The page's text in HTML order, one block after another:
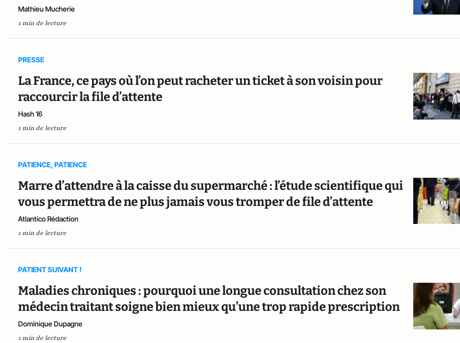
Mathieu Mucherie
1 min de lecture
PRESSE
La France, ce pays où l’on peut racheter un ticket à son voisin pour
raccourcir la file d’attente
Hash 16
1 min de lecture
PATIENCE, PATIENCE
Marre d’attendre à la caisse du supermarché : l’étude scientifique qui
vous permettra de ne plus jamais vous tromper de file d’attente
Atlantico Rédaction
1 min de lecture
PATIENT SUIVANT !
Maladies chroniques : pourquoi une longue consultation chez son
médecin traitant soigne bien mieux qu’une trop rapide prescription
Dominique Dupagne
1 min de lecture